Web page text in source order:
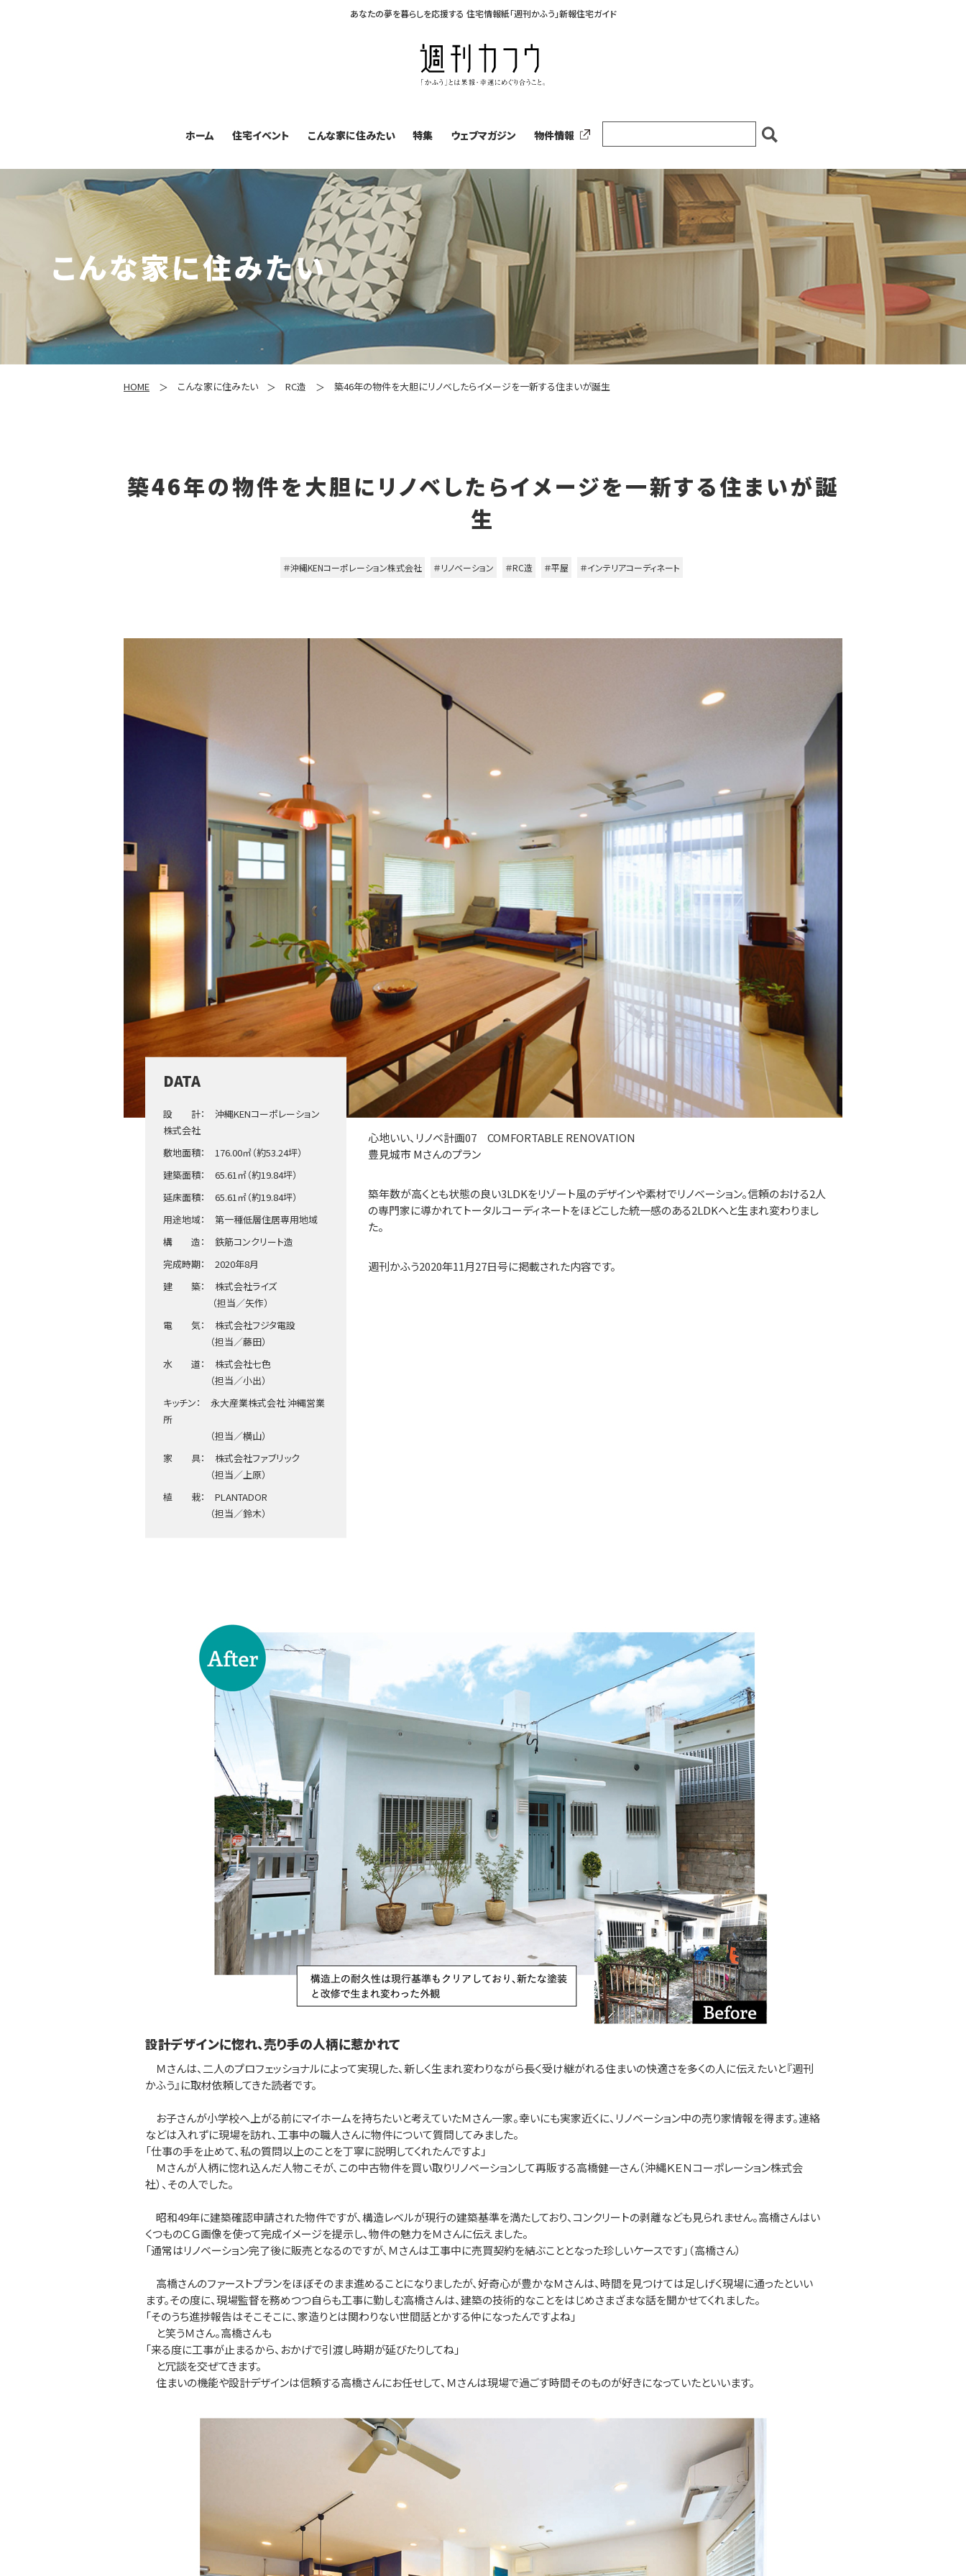
あなたの夢を暮らしを応援する 住宅情報紙「週刊かふう」新報住宅ガイド
ホーム 住宅イベント こんな家に住みたい 特集 ウェブマガジン 物件情報
こんな家に住みたい
HOME こんな家に住みたい RC造 築46年の物件を大胆にリノベしたらイメージを一新する住まいが誕生
築46年の物件を大胆にリノベしたらイメージを一新する住まいが誕
生
＃沖縄KENコーポレーション株式会社 ＃リノベーション ＃RC造 ＃平屋 ＃インテリアコーディネート
DATA
設 計： 沖縄KENコーポレーション
株式会社
敷地面積： 176.00㎡（約53.24坪）
建築面積： 65.61㎡（約19.84坪）
延床面積： 65.61㎡（約19.84坪）
用途地域： 第一種低層住居専用地域
構 造： 鉄筋コンクリート造
完成時期： 2020年8月
建 築： 株式会社ライズ
（担当／矢作）
電 気： 株式会社フジタ電設
（担当／藤田）
水 道： 株式会社七色
（担当／小出）
キッチン： 永大産業株式会社 沖縄営業
所
（担当／横山）
家 具： 株式会社ファブリック
（担当／上原）
植 栽： PLANTADOR
（担当／鈴木）
心地いい、リノベ計画07 COMFORTABLE RENOVATION
豊見城市 Mさんのプラン
築年数が高くとも状態の良い3LDKをリゾート風のデザインや素材でリノベーション。信頼のおける2人
の専門家に導かれてトータルコーディネートをほどこした統一感のある2LDKへと生まれ変わりまし
た。
週刊かふう2020年11月27日号に掲載された内容です。
設計デザインに惚れ、売り手の人柄に惹かれて
Ｍさんは、二人のプロフェッショナルによって実現した、新しく生まれ変わりながら長く受け継がれる住まいの快適さを多くの人に伝えたいと『週刊
かふう』に取材依頼してきた読者です。
お子さんが小学校へ上がる前にマイホームを持ちたいと考えていたＭさん一家。幸いにも実家近くに、リノベーション中の売り家情報を得ます。連絡
などは入れずに現場を訪れ、工事中の職人さんに物件について質問してみました。
「仕事の手を止めて、私の質問以上のことを丁寧に説明してくれたんですよ」
Ｍさんが人柄に惚れ込んだ人物こそが、この中古物件を買い取りリノベーションして再販する高橋健一さん（沖縄ＫＥＮコーポレーション株式会
社）、その人でした。
昭和49年に建築確認申請された物件ですが、構造レベルが現行の建築基準を満たしており、コンクリートの剥離なども見られません。高橋さんはい
くつものＣＧ画像を使って完成イメージを提示し、物件の魅力をＭさんに伝えました。
「通常はリノベーション完了後に販売となるのですが、Ｍさんは工事中に売買契約を結ぶこととなった珍しいケースです」（高橋さん）
高橋さんのファーストプランをほぼそのまま進めることになりましたが、好奇心が豊かなＭさんは、時間を見つけては足しげく現場に通ったといい
ます。その度に、現場監督を務めつつ自らも工事に勤しむ高橋さんは、建築の技術的なことをはじめさまざまな話を聞かせてくれました。
「そのうち進捗報告はそこそこに、家造りとは関わりない世間話とかする仲になったんですよね」
と笑うＭさん。高橋さんも
「来る度に工事が止まるから、おかげで引渡し時期が延びたりしてね」
と冗談を交ぜてきます。
住まいの機能や設計デザインは信頼する高橋さんにお任せして、Ｍさんは現場で過ごす時間そのものが好きになっていたといいます。